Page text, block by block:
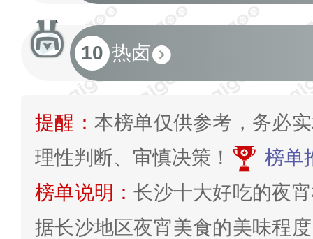
10 热卤
提醒： 本榜单仅供参考，务必
理性判断、审慎决策！
榜单
榜单说明：长沙十大好吃的夜
据长沙地区夜宵美食的美味程